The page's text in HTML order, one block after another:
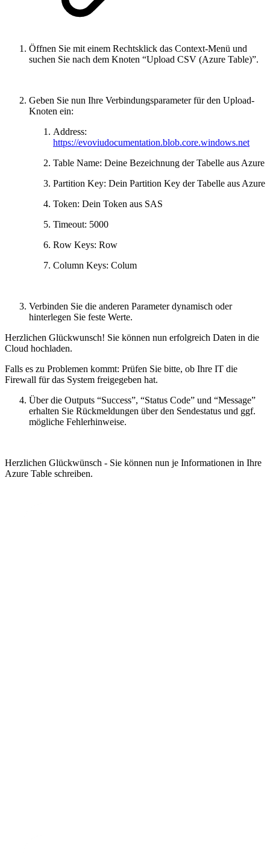
Öffnen Sie mit einem Rechtsklick das Context-Menü und
suchen Sie nach dem Knoten “Upload CSV (Azure Table)”.
Geben Sie nun Ihre Verbindungsparameter für den Upload-
Knoten ein:
Address:
https://evoviudocumentation.blob.core.windows.net
Table Name: Deine Bezeichnung der Tabelle aus Azure
Partition Key: Dein Partition Key der Tabelle aus Azure
Token: Dein Token aus SAS
Timeout: 5000
Row Keys: Row
Column Keys: Colum
Verbinden Sie die anderen Parameter dynamisch oder
hinterlegen Sie feste Werte.
Herzlichen Glückwunsch! Sie können nun erfolgreich Daten in die
Cloud hochladen.
Falls es zu Problemen kommt: Prüfen Sie bitte, ob Ihre IT die
Firewall für das System freigegeben hat.
Über die Outputs “Success”, “Status Code” und “Message”
erhalten Sie Rückmeldungen über den Sendestatus und ggf.
mögliche Fehlerhinweise.
Herzlichen Glückwünsch - Sie können nun je Informationen in Ihre
Azure Table schreiben.